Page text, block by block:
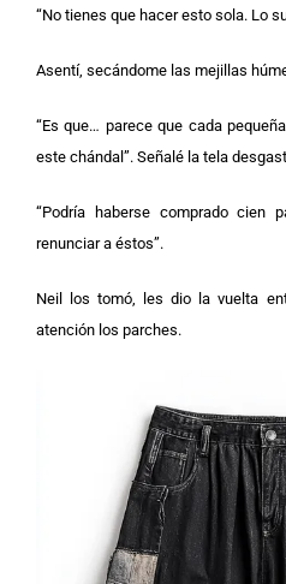
“No tienes que hacer esto sola. Lo
Asentí, secándome las mejillas
“Es que… parece que cada
este chándal”. Señalé la tela
“Podría haberse comprado cien
renunciar a éstos”.
Neil los tomó, les dio la vuelta
atención los parches.